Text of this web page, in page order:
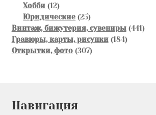
Хобби 1212
товаров
Юридические 2525
товаров
Винтаж, бижутерия, сувениры 441441
Гравюры, карты, рисунки 184184
Открытки, фото 307307
Навигация